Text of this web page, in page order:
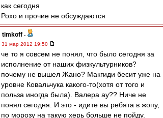
как сегодня
Рохо и прочие не обсуждаются
timkoff -
31 мар 2012 19:50
че то я совсем не понял, что было сегодня за
исполнение от наших физкультурников?
почему не вышел Жано? Макгиди бесит уже на
уровне Ковальчука какого-то(хотя от того и
польза иногда была). Валера ау?? Ниче не
понял сегодня. И это - идите вы ребята в жопу,
по морозу на такую херь больше не пойду.